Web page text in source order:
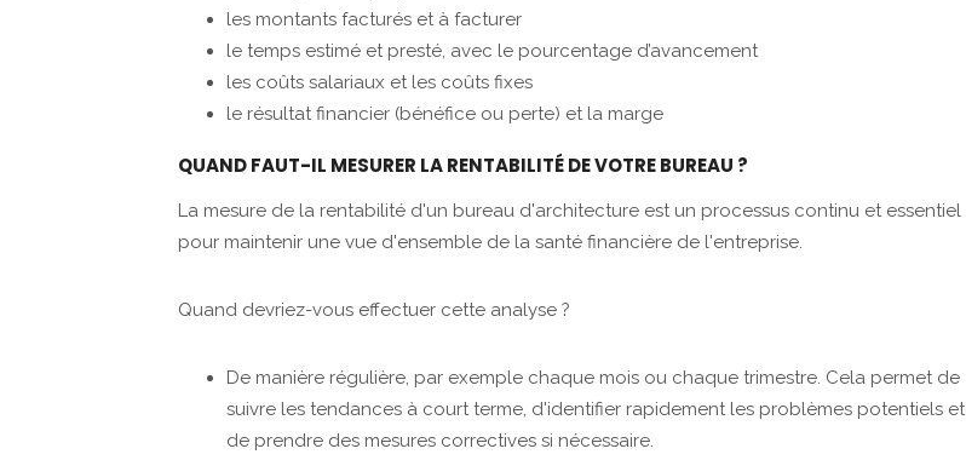
les montants facturés et à facturer
le temps estimé et presté, avec le pourcentage d’avancement
les coûts salariaux et les coûts fixes
le résultat financier (bénéfice ou perte) et la marge
QUAND FAUT-IL MESURER LA RENTABILITÉ DE VOTRE BUREAU ?
La mesure de la rentabilité d'un bureau d'architecture est un processus continu et essentiel
pour maintenir une vue d'ensemble de la santé financière de l'entreprise.
Quand devriez-vous effectuer cette analyse ?
De manière régulière, par exemple chaque mois ou chaque trimestre. Cela permet de
suivre les tendances à court terme, d'identifier rapidement les problèmes potentiels et
de prendre des mesures correctives si nécessaire.